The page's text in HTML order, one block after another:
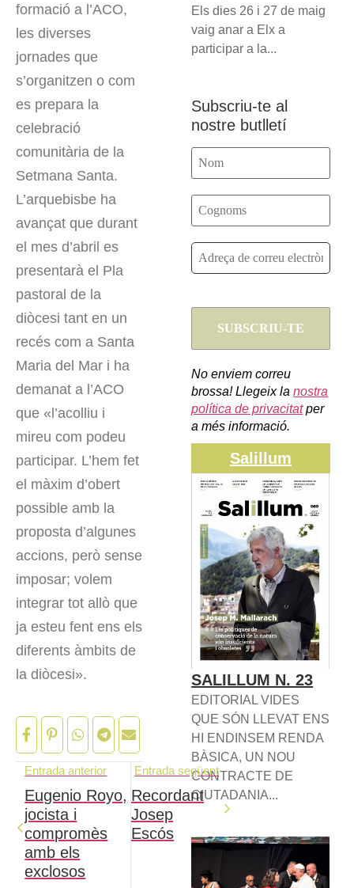
formació a l’ACO,
les diverses
jornades que
s’organitzen o com
es prepara la
celebració
comunitària de la
Setmana Santa.
L’arquebisbe ha
avançat que durant
el mes d’abril es
presentarà el Pla
pastoral de la
diòcesi tant en un
recés com a Santa
Maria del Mar i ha
demanat a l’ACO
que «l’acolliu i
mireu com podeu
participar. L’hem fet
el màxim d’obert
possible amb la
proposta d’algunes
accions, però sense
imposar; volem
integrar tot allò que
ja esteu fent ens els
diferents àmbits de
la diòcesi».
Entrada anterior
Eugenio Royo,
jocista i
compromès
amb els
exclosos
Entrada següent
Recordant
Josep
Escós
Els dies 26 i 27 de maig
vaig anar a Elx a
participar a la...
Subscriu-te al
nostre butlletí
No enviem correu
brossa! Llegeix lanostra
política de privacitatper
a més informació.
Salillum
SALILLUM N. 23
EDITORIAL VIDES
QUE SÓN LLEVAT ENS
HI ENDINSEM RENDA
BÀSICA, UN NOU
CONTRACTE DE
CIUTADANIA...